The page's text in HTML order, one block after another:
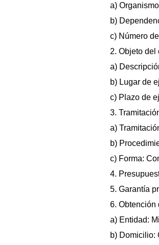
a)
b)
c) Número
2. Objeto del
a)
b) Lugar de
c) Plazo de
3.
a)
b)
c) Forma:
4.
5. Garantía
6. Obtención
a) Entidad:
b) Domicilio: